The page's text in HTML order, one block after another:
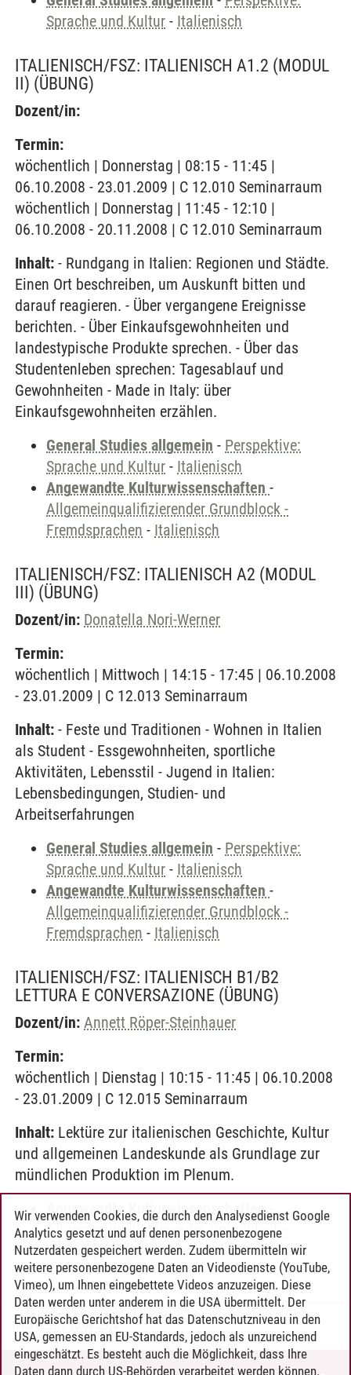
Sprache und Kultur - Italienisch
ITALIENISCH/FSZ: ITALIENISCH A1.2 (MODUL
II) (ÜBUNG)
Dozent/in:
Termin:
wöchentlich | Donnerstag | 08:15 - 11:45 |
06.10.2008 - 23.01.2009 | C 12.010 Seminarraum
wöchentlich | Donnerstag | 11:45 - 12:10 |
06.10.2008 - 20.11.2008 | C 12.010 Seminarraum
Inhalt: - Rundgang in Italien: Regionen und Städte.
Einen Ort beschreiben, um Auskunft bitten und
darauf reagieren. - Über vergangene Ereignisse
berichten. - Über Einkaufsgewohnheiten und
landestypische Produkte sprechen. - Über das
Studentenleben sprechen: Tagesablauf und
Gewohnheiten - Made in Italy: über
Einkaufsgewohnheiten erzählen.
General Studies allgemein - Perspektive:
Sprache und Kultur - Italienisch
Angewandte Kulturwissenschaften -
Allgemeinqualifizierender Grundblock -
Fremdsprachen - Italienisch
ITALIENISCH/FSZ: ITALIENISCH A2 (MODUL
III) (ÜBUNG)
Dozent/in: Donatella Nori-Werner
Termin:
wöchentlich | Mittwoch | 14:15 - 17:45 | 06.10.2008
- 23.01.2009 | C 12.013 Seminarraum
Inhalt: - Feste und Traditionen - Wohnen in Italien
als Student - Essgewohnheiten, sportliche
Aktivitäten, Lebensstil - Jugend in Italien:
Lebensbedingungen, Studien- und
Arbeitserfahrungen
General Studies allgemein - Perspektive:
Sprache und Kultur - Italienisch
Angewandte Kulturwissenschaften -
Allgemeinqualifizierender Grundblock -
Fremdsprachen - Italienisch
ITALIENISCH/FSZ: ITALIENISCH B1/B2
LETTURA E CONVERSAZIONE (ÜBUNG)
Dozent/in: Annett Röper-Steinhauer
Termin:
wöchentlich | Dienstag | 10:15 - 11:45 | 06.10.2008
- 23.01.2009 | C 12.015 Seminarraum
Inhalt: Lektüre zur italienischen Geschichte, Kultur
und allgemeinen Landeskunde als Grundlage zur
mündlichen Produktion im Plenum.
Angewandte Kulturwissenschaften-
Allgemeinqualifizierender Grundblock -
Fremdsprachen-Italienisch
Timo Leder/30.06.2024
Wir verwenden Cookies, die durch den Analysedienst Google
Analytics gesetzt und auf denen personenbezogene
Nutzerdaten gespeichert werden. Zudem übermitteln wir
weitere personenbezogene Daten an Videodienste (YouTube,
Vimeo), um Ihnen eingebettete Videos anzuzeigen. Diese
Daten werden unter anderem in die USA übermittelt. Der
Europäische Gerichtshof hat das Datenschutzniveau in den
USA, gemessen an EU-Standards, jedoch als unzureichend
eingeschätzt. Es besteht auch die Möglichkeit, dass Ihre
Daten dann durch US-Behörden verarbeitet werden können.